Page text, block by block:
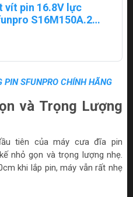
vít pin 16.8V lực
S16M150A.2
PIN SFUNPRO CHÍNH HÃNG
và Trọng Lượng
tiên của máy cưa đĩa pin
nhỏ gọn và trọng lượng nhẹ.
khi lắp pin, máy vẫn rất nhẹ